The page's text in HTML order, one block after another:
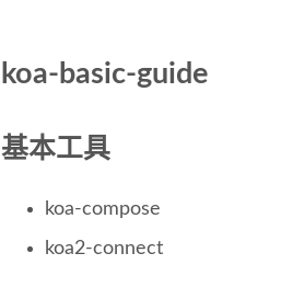
koa-basic-guide
基本工具
koa-compose
koa2-connect